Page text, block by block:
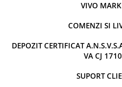
VIVO
COMENZI SI
DEPOZIT CERTIFICAT
VA CJ
SUPORT